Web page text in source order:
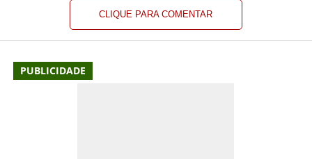
CLIQUE PARA COMENTAR
PUBLICIDADE